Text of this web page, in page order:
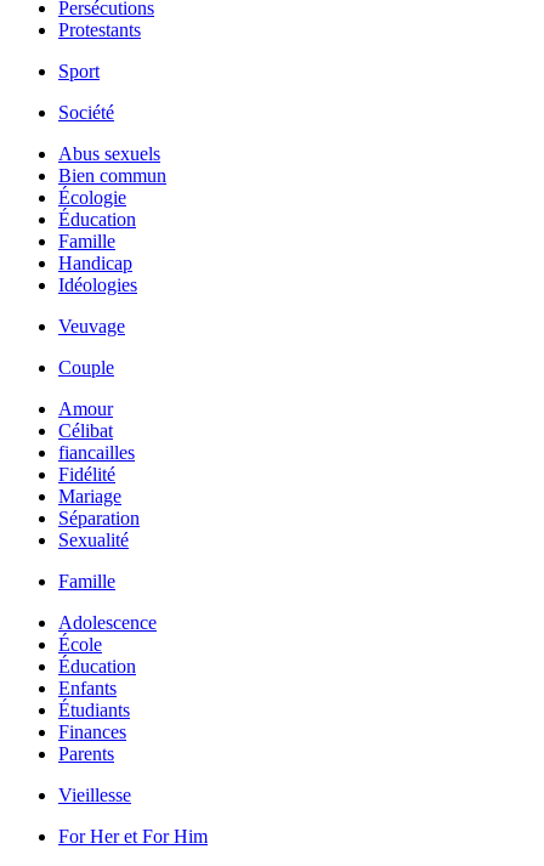
Persécutions
Protestants
Sport
Société
Abus sexuels
Bien commun
Écologie
Éducation
Famille
Handicap
Idéologies
Veuvage
Couple
Amour
Célibat
fiancailles
Fidélité
Mariage
Séparation
Sexualité
Famille
Adolescence
École
Éducation
Enfants
Étudiants
Finances
Parents
Vieillesse
For Her et For Him